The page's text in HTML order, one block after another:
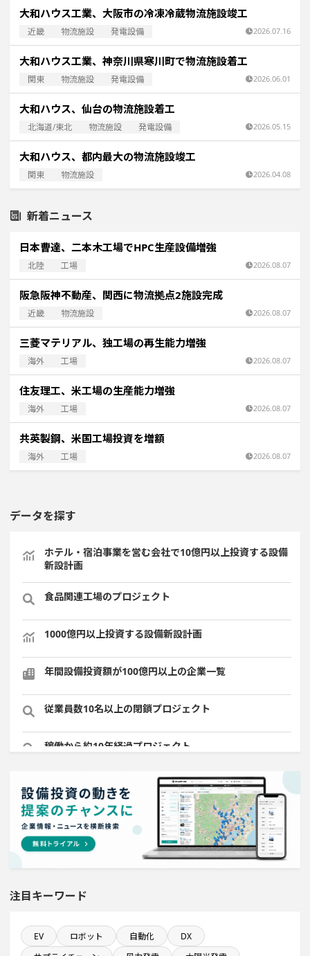
大和ハウス工業、大阪市の冷凍冷蔵物流施設竣工
近畿 物流施設 発電設備 2026.07.16
大和ハウス工業、神奈川県寒川町で物流施設着工
関東 物流施設 発電設備 2026.06.01
大和ハウス、仙台の物流施設着工
北海道/東北 物流施設 発電設備 2026.05.15
大和ハウス、都内最大の物流施設竣工
関東 物流施設 2026.04.08
新着ニュース
日本曹達、二本木工場でHPC生産設備増強
北陸 工場 2026.08.07
阪急阪神不動産、関西に物流拠点2施設完成
近畿 物流施設 2026.08.07
三菱マテリアル、独工場の再生能力増強
海外 工場 2026.08.07
住友理工、米工場の生産能力増強
海外 工場 2026.08.07
共英製鋼、米国工場投資を増額
海外 工場 2026.08.07
データを探す
ホテル・宿泊事業を営む会社で10億円以上投資する設備
新設計画
食品関連工場のプロジェクト
1000億円以上投資する設備新設計画
年間設備投資額が100億円以上の企業一覧
従業員数10名以上の閉鎖プロジェクト
稼働から約10年経過プロジェクト
直近3か月以内に稼働プロジェクト
食品卸に関するプロジェクト
直近3か月以内に完成プロジェクト
1億円以上のソフトウェア投資する設備新設計画
来月稼働プロジェクト
注目キーワード
EV ロボット 自動化
DX